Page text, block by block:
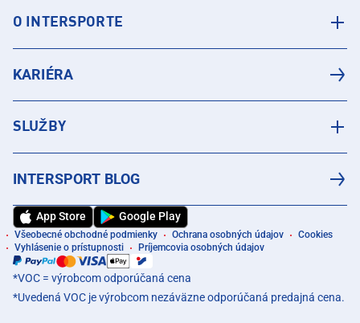
O INTERSPORTE
KARIÉRA
SLUŽBY
INTERSPORT BLOG
App Store Google Play
Všeobecné obchodné podmienky Ochrana osobných údajov
Cookies
Vyhlásenie o prístupnosti
Príjemcovia osobných údajov
*VOC = výrobcom odporúčaná cena
*Uvedená VOC je výrobcom nezáväzne odporúčaná predajná cena.